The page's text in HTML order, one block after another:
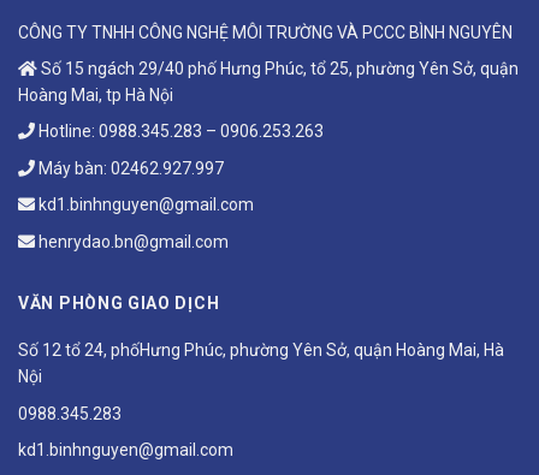
CÔNG TY TNHH CÔNG NGHỆ MÔI TRƯỜNG VÀ PCCC BÌNH NGUYÊN
Số 15 ngách 29/40 phố Hưng Phúc, tổ 25, phường Yên Sở, quận
Hoàng Mai, tp Hà Nội
Hotline: 0988.345.283 – 0906.253.263
Máy bàn: 02462.927.997
kd1.binhnguyen@gmail.com
henrydao.bn@gmail.com
VĂN PHÒNG GIAO DỊCH
Số 12 tổ 24, phốHưng Phúc, phường Yên Sở, quận Hoàng Mai, Hà
Nội
0988.345.283
kd1.binhnguyen@gmail.com